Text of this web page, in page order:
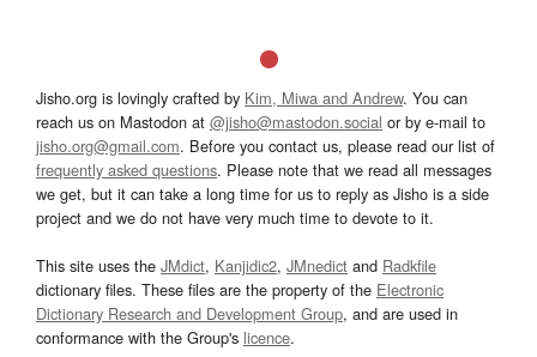
Jisho.org is lovingly crafted by Kim, Miwa and Andrew. You can
reach us on Mastodon at @jisho@mastodon.social or by e-mail to
jisho.org@gmail.com. Before you contact us, please read our list of
frequently asked questions. Please note that we read all messages
we get, but it can take a long time for us to reply as Jisho is a side
project and we do not have very much time to devote to it.
This site uses the JMdict, Kanjidic2, JMnedict and Radkfile
dictionary files. These files are the property of the Electronic
Dictionary Research and Development Group, and are used in
conformance with the Group's licence.